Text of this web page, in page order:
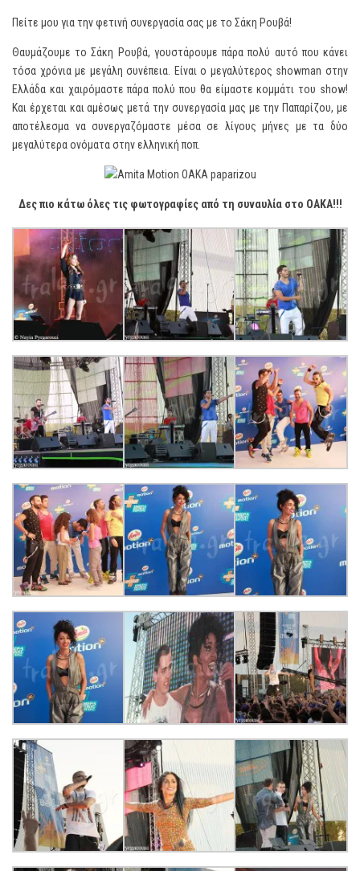
Πείτε μου για την φετινή συνεργασία σας με το Σάκη Ρουβά!
Θαυμάζουμε το Σάκη Ρουβά, γουστάρουμε πάρα πολύ αυτό που κάνει
τόσα χρόνια με μεγάλη συνέπεια. Είναι ο μεγαλύτερος showman στην
Ελλάδα και χαιρόμαστε πάρα πολύ που θα είμαστε κομμάτι του show!
Και έρχεται και αμέσως μετά την συνεργασία μας με την Παπαρίζου, με
αποτέλεσμα να συνεργαζόμαστε μέσα σε λίγους μήνες με τα δύο
μεγαλύτερα ονόματα στην ελληνική ποπ.
Δες πιο κάτω όλες τις φωτογραφίες από τη συναυλία στο OAKA!!!